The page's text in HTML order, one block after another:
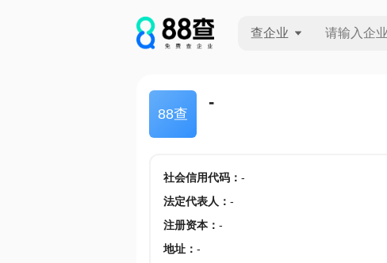
查企业
88查
-
社会信用代码： -
法定代表人 ： -
注册资本： -
地址： -